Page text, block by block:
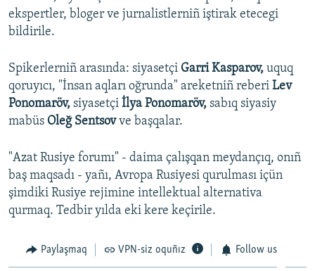
RFE/RS bütün saytları
ekspertler, bloger ve jurnalistlerniñ iştirak etecegi
bildirile.
Spikerlerniñ arasında: siyasetçi Garri Kasparov, uquq
qoruyıcı, "İnsan aqları oğrunda" areketniñ reberi Lev
Ponomaröv, siyasetçi İlya Ponomaröv, sabıq siyasiy
mabüs Oleğ Sentsovve başqalar.
"Azat Rusiye forumı" - daima çalışqan meydançıq, onıñ
baş maqsadı - yañı, Avropa Rusiyesi qurulması içün
şimdiki Rusiye rejimine intellektual alternativa
qurmaq. Tedbir yılda eki kere keçirile.
Paylaşmaq VPN-siz oquñız Follow us